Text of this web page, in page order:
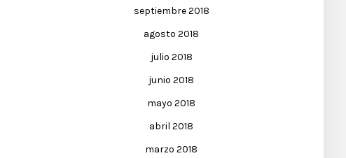
septiembre 2018
agosto 2018
julio 2018
junio 2018
mayo 2018
abril 2018
marzo 2018